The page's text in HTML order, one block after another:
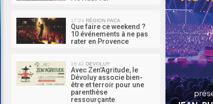
17:24 RÉGION PACA
Que faire ce weekend ?
10 événements à ne pas
rater en Provence
16:42 DEVOLUY
Avec Zen'Agritude, le
Dévoluy associe bien-
être et terroir pour une
parenthèse
ressourçante